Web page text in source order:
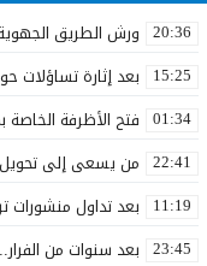
20:36 ورش الطريق الجهوية 419.. معايير الجودة هي الفيصل في تقييم مشاريع البنية
15:25 بعد إثارة
01:34 فتح الأظرفة الخاصة
22:41 من يسعى إلى تحويل
11:19 بعد تداول منشورات
23:45 بعد سنوات من